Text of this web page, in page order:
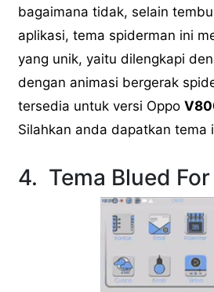
bagaimana tidak, selain
aplikasi, tema spiderman ini
yang unik, yaitu dilengkapi
dengan animasi bergerak
tersedia untuk versi Oppo
Silahkan anda dapatkan tema
4. Tema Blued